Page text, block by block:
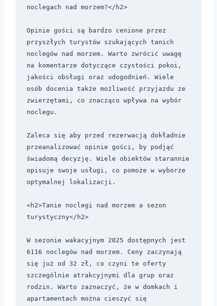
noclegach nad morzem?</h2>
Opinie gości są bardzo cenione przez
przyszłych turystów szukających tanich
noclegów nad morzem. Warto zwrócić uwagę
na komentarze dotyczące czystości pokoi,
jakości obsługi oraz udogodnień. Wiele
osób docenia także możliwość przyjazdu ze
zwierzętami, co znacząco wpływa na wybór
noclegu.
Zaleca się aby przed rezerwacją dokładnie
przeanalizować opinie gości, by podjąć
świadomą decyzję. Wiele obiektów starannie
opisuje swoje usługi, co pomoże w wyborze
optymalnej lokalizacji.
<h2>Tanie noclegi nad morzem a sezon
turystyczny</h2>
W sezonie wakacyjnym 2025 dostępnych jest
6116 noclegów nad morzem. Ceny zaczynają
się już od 32 zł, co czyni te oferty
szczególnie atrakcyjnymi dla grup oraz
rodzin. Warto zaznaczyć, że w domkach i
apartamentach można cieszyć się